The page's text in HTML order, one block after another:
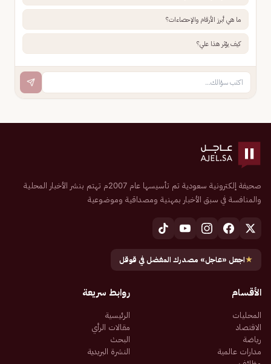
ما هي أبرز الأرقام والإحصاءات؟
كيف يؤثر هذا علي؟
صحيفة إلكترونية سعودية تم تأسيسها عام 2007م تهتم بنشر الأخبار المحلية
والمنافسة في سبق الأخبار بمهنية ومصداقية وموضوعية
★اجعل «عاجل» مصدرك المفضل في قوقل
الأقسام
المحليات
الاقتصاد
رياضة
مدارات عالمية
روابط سريعة
الرئيسية
مقالات الرأي
البحث
النشرة البريدية